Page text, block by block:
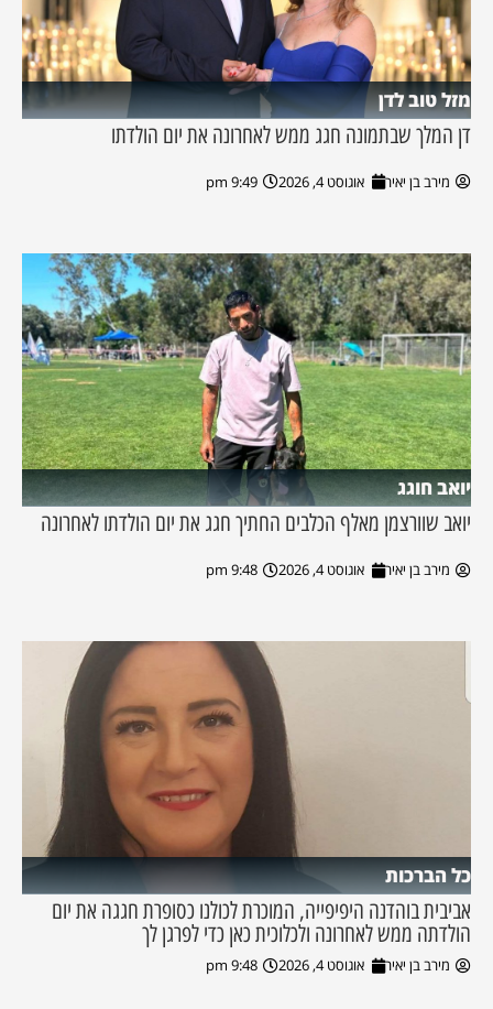
מזל טוב לדן
דן המלך שבתמונה חגג ממש לאחרונה את יום הולדתו
מירב בן יאיר אוגוסט 4, 2026 9:49 pm
יואב חוגג
יואב שוורצמן מאלף הכלבים החתיך חגג את יום הולדתו לאחרונה
מירב בן יאיר אוגוסט 4, 2026 9:48 pm
כל הברכות
אביבית בוהדנה היפיפייה, המוכרת לכולנו כסופרת חגגה את יום
הולדתה ממש לאחרונה ולכלוכית כאן כדי לפרגן לך
מירב בן יאיר אוגוסט 4, 2026 9:48 pm